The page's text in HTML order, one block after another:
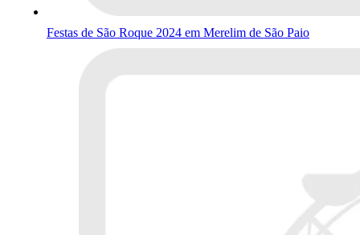
Festas de São Roque 2024 em Merelim de São Paio